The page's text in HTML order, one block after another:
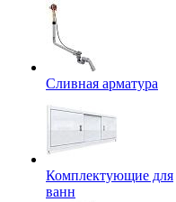
Сливная арматура
Комплектующие для
ванн